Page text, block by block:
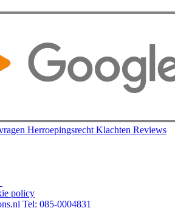
Herroepingsrecht Klachten Reviews
policy
Tel: 085-0004831